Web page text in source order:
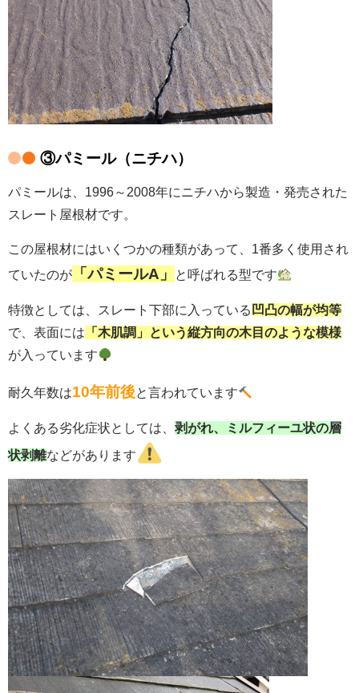
③パミール（ニチハ）
パミールは、1996～2008年にニチハから製造・発売された
スレート屋根材です。
この屋根材にはいくつかの種類があって、1番多く使用され
ていたのが
「パミールA」 と呼ばれる型です
特徴としては、スレート下部に入っている 凹凸の幅が均等
で、表面には 「木肌調」という縦方向の木目のような模様
が入っています
耐久年数は10年前後と言われています
よくある劣化症状としては、 剥がれ、ミルフィーユ状の層
状剥離などがあります